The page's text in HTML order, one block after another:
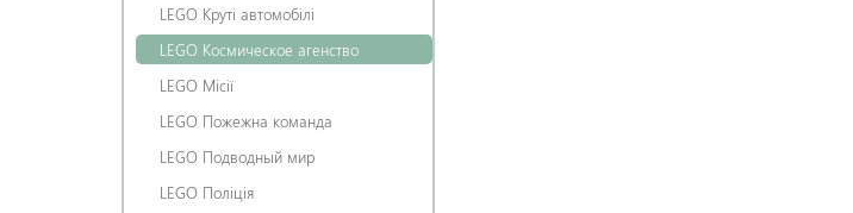
LEGO Круті автомобілі
LEGO Космическое агенство
LEGO Місії
LEGO Пожежна команда
LEGO Подводный мир
LEGO Поліція